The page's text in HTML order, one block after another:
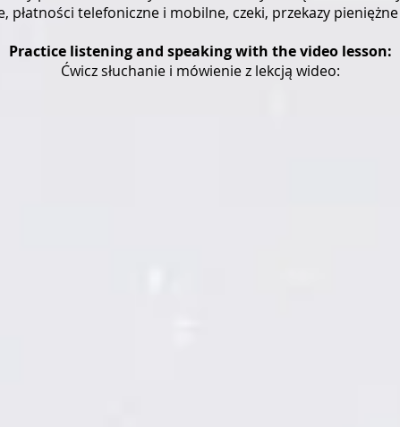
telefoniczne i mobilne, czeki, przekazy
Practice listening and speaking with the video lesson:
Ćwicz słuchanie i mówienie z lekcją wideo: